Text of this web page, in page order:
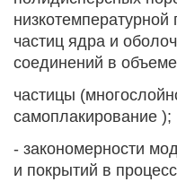
частиц ядра и
соединений в объеме
частицы
самоплакирование );
- закономерности
и покрытий в